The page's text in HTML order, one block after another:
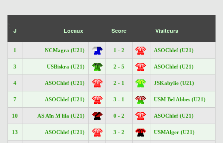
J Locaux Score Visiteurs
1 NCMagra (U21) 1 - 2 ASOChlef (U21)
3 USBiskra (U21) 2 - 5 ASOChlef (U21)
4 ASOChlef (U21) 2 - 1 JSKabylie (U21)
7 ASOChlef (U21) 3 - 1 USM Bel Abbes (U21)
10 AS Aïn M'lila (U21) 0 - 2 ASOChlef (U21)
13 ASOChlef (U21) 3 - 2 USMAlger (U21)